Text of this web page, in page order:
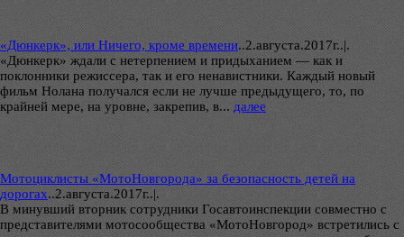
«Дюнкерк», или Ничего, кроме времени..2.августа.2017г..|.
«Дюнкерк» ждали с нетерпением и придыханием — как и
поклонники режиссера, так и его ненавистники. Каждый новый
фильм Нолана получался если не лучше предыдущего, то, по
крайней мере, на уровне, закрепив, в... далее
Мотоциклисты «МотоНовгорода» за безопасность детей на
дорогах..2.августа.2017г..|.
В минувший вторник сотрудники Госавтоинспекции совместно с
представителями мотосообщества «МотоНовгород» встретились с